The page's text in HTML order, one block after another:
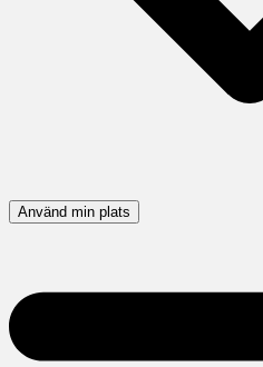
Använd min plats